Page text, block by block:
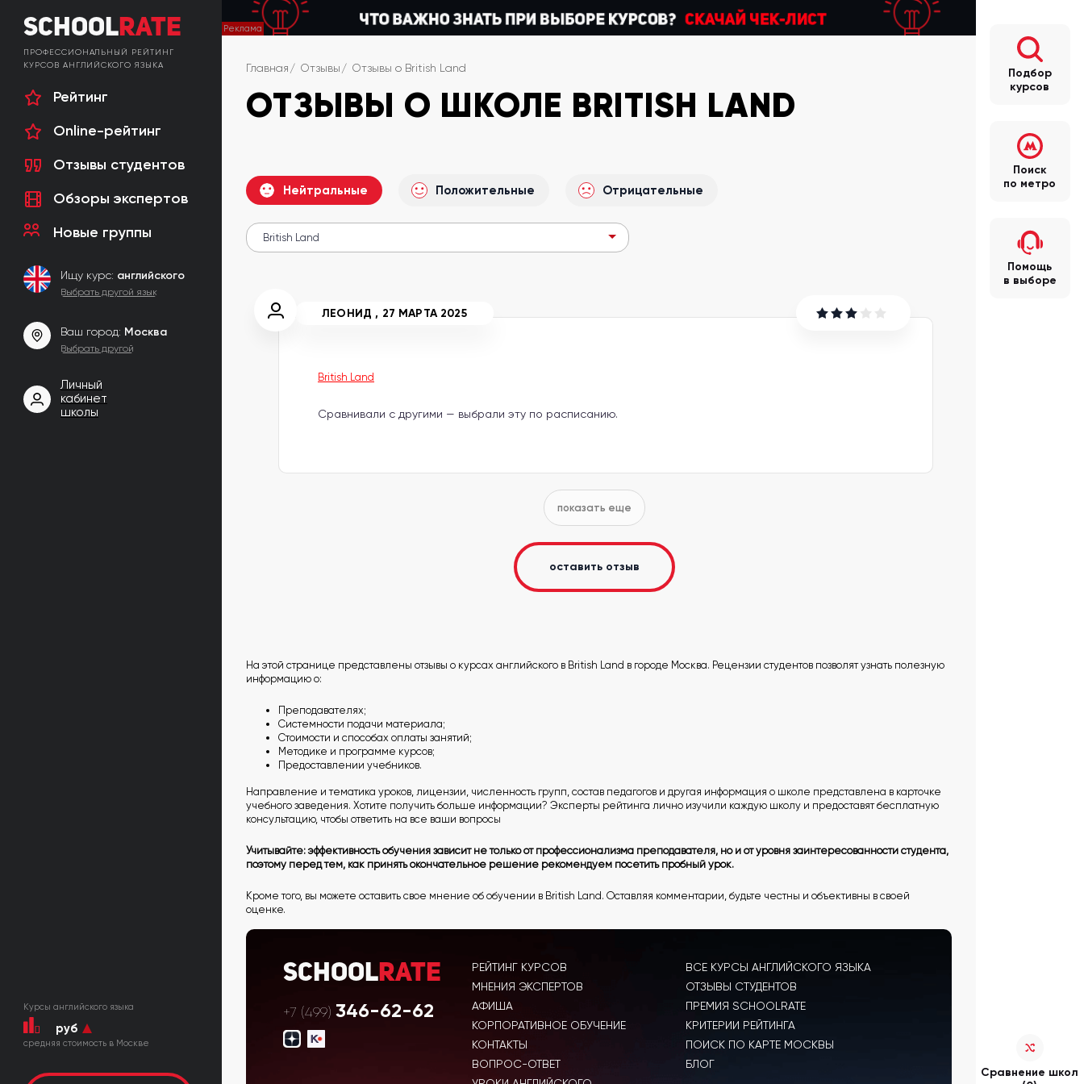
SchoolRate
ПРОФЕССИОНАЛЬНЫЙ РЕЙТИНГ
КУРСОВ АНГЛИЙСКОГО ЯЗЫКА
Рейтинг
Online-рейтинг
Отзывы студентов
Обзоры экспертов
Новые группы
Ищу курс: английского
Выбрать другой язык
Ваш город: Москва
Выбрать другой
Личный
кабинет
школы
Курсы английского языка
руб
cредняя стоимость в Москве
Главная Отзывы Отзывы о British Land
ОТЗЫВЫ О ШКОЛЕ BRITISH LAND
Нейтральные Положительные Отрицательные
British Land
ЛЕОНИД , 27 МАРТА 2025
Сравнивали с другими — выбрали эту по расписанию.
показать еще
оставить отзыв
На этой странице представлены отзывы о курсах английского в British Land в городе Москва. Рецензии студентов позволят узнать полезную
информацию о:
Преподавателях;
Системности подачи материала;
Стоимости и способах оплаты занятий;
Методике и программе курсов;
Предоставлении учебников.
Направление и тематика уроков, лицензии, численность групп, состав педагогов и другая информация о школе представлена в карточке
учебного заведения. Хотите получить больше информации? Эксперты рейтинга лично изучили каждую школу и предоставят бесплатную
консультацию, чтобы ответить на все ваши вопросы
Учитывайте: эффективность обучения зависит не только от профессионализма преподавателя, но и от уровня заинтересованности студента,
поэтому перед тем, как принять окончательное решение рекомендуем посетить пробный урок.
Кроме того, вы можете оставить свое мнение об обучении в British Land. Оставляя комментарии, будьте честны и объективны в своей
оценке.
SchoolRate
+7 (499) 346-62-62
РЕЙТИНГ КУРСОВ
ВСЕ КУРСЫ АНГЛИЙСКОГО ЯЗЫКА
МНЕНИЯ ЭКСПЕРТОВ
ОТЗЫВЫ СТУДЕНТОВ
АФИША
ПРЕМИЯ SCHOOLRATE
КОРПОРАТИВНОЕ ОБУЧЕНИЕ
КРИТЕРИИ РЕЙТИНГА
КОНТАКТЫ
ПОИСК ПО КАРТЕ МОСКВЫ
ВОПРОС-ОТВЕТ
БЛОГ
Подбор
курсов
Поиск
по метро
Помощь
в выборе
Сравнение школ